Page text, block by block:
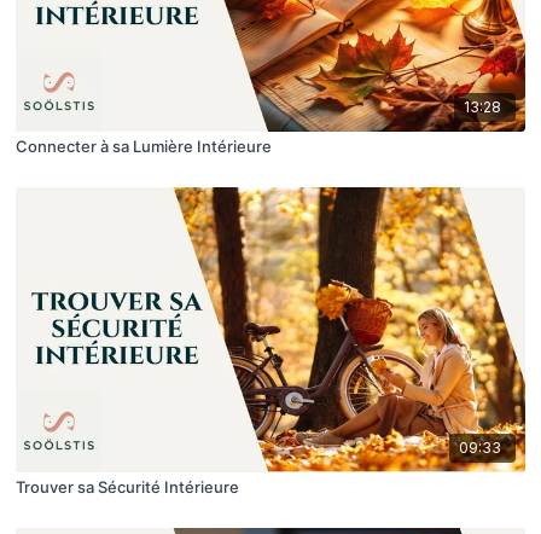
13:28
Connecter à sa Lumière Intérieure
09:33
Trouver sa Sécurité Intérieure